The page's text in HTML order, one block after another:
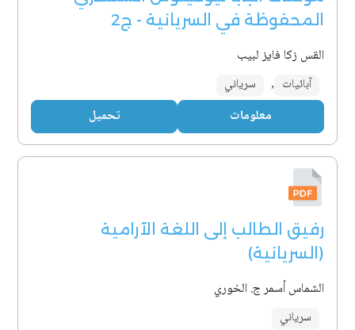
المحفوظة في السريانية - ج2
القس زكا فايز لبيب
آبائيات , سرياني
معلومات تحميل
رفيق الطالب إلى اللغة الآرامية
(السريانية)
الشماس أسمر ج. الخوري
سرياني